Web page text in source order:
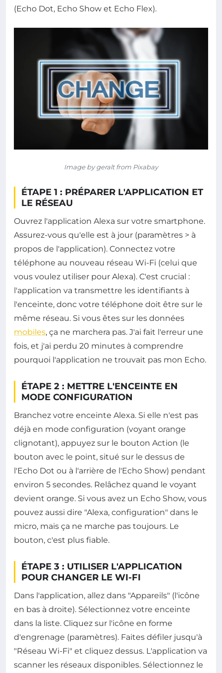
(Echo Dot, Echo Show et Echo Flex).
Image by geralt from Pixabay
ÉTAPE 1 : PRÉPARER L'APPLICATION ET
LE RÉSEAU
Ouvrez l'application Alexa sur votre smartphone.
Assurez-vous qu'elle est à jour (paramètres > à
propos de l'application). Connectez votre
téléphone au nouveau réseau Wi-Fi (celui que
vous voulez utiliser pour Alexa). C'est crucial :
l'application va transmettre les identifiants à
l'enceinte, donc votre téléphone doit être sur le
même réseau. Si vous êtes sur les données
mobiles, ça ne marchera pas. J'ai fait l'erreur une
fois, et j'ai perdu 20 minutes à comprendre
pourquoi l'application ne trouvait pas mon Echo.
ÉTAPE 2 : METTRE L'ENCEINTE EN
MODE CONFIGURATION
Branchez votre enceinte Alexa. Si elle n'est pas
déjà en mode configuration (voyant orange
clignotant), appuyez sur le bouton Action (le
bouton avec le point, situé sur le dessus de
l'Echo Dot ou à l'arrière de l'Echo Show) pendant
environ 5 secondes. Relâchez quand le voyant
devient orange. Si vous avez un Echo Show, vous
pouvez aussi dire "Alexa, configuration" dans le
micro, mais ça ne marche pas toujours. Le
bouton, c'est plus fiable.
ÉTAPE 3 : UTILISER L'APPLICATION
POUR CHANGER LE WI-FI
Dans l'application, allez dans "Appareils" (l'icône
en bas à droite). Sélectionnez votre enceinte
dans la liste. Cliquez sur l'icône en forme
d'engrenage (paramètres). Faites défiler jusqu'à
"Réseau Wi-Fi" et cliquez dessus. L'application va
scanner les réseaux disponibles. Sélectionnez le